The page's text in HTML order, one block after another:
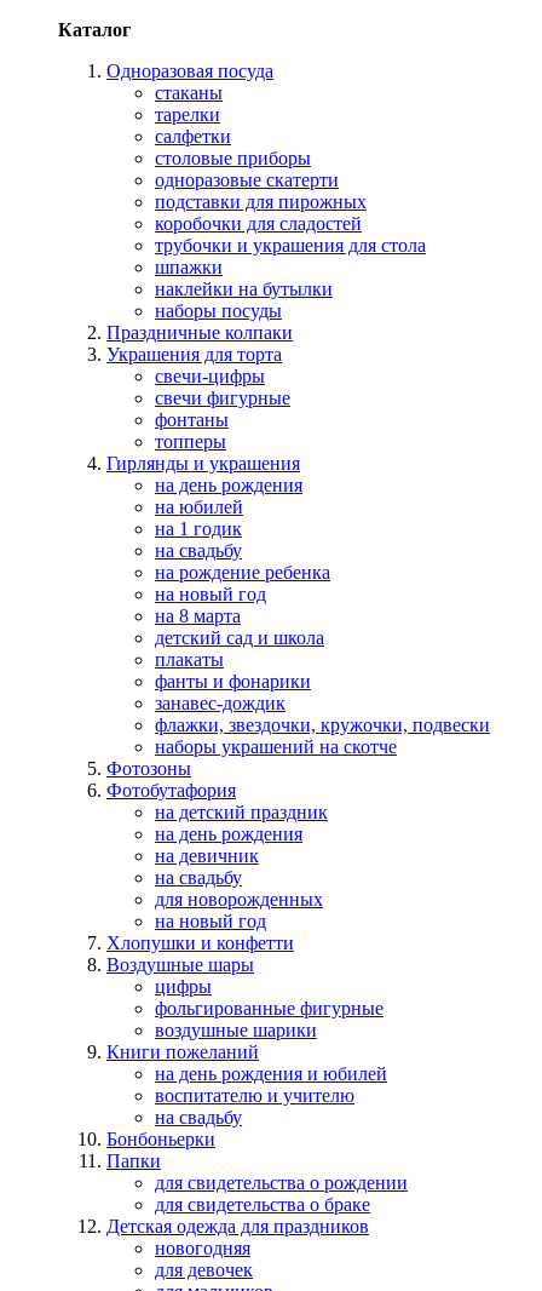
Каталог
Одноразовая посуда
стаканы
тарелки
салфетки
столовые приборы
одноразовые скатерти
подставки для пирожных
коробочки для сладостей
трубочки и украшения для стола
шпажки
наклейки на бутылки
наборы посуды
Праздничные колпаки
Украшения для торта
свечи-цифры
свечи фигурные
фонтаны
топперы
Гирлянды и украшения
на день рождения
на юбилей
на 1 годик
на свадьбу
на рождение ребенка
на новый год
на 8 марта
детский сад и школа
плакаты
фанты и фонарики
занавес-дождик
флажки, звездочки, кружочки, подвески
наборы украшений на скотче
Фотозоны
Фотобутафория
на детский праздник
на день рождения
на девичник
на свадьбу
для новорожденных
на новый год
Хлопушки и конфетти
Воздушные шары
цифры
фольгированные фигурные
воздушные шарики
Книги пожеланий
на день рождения и юбилей
воспитателю и учителю
на свадьбу
Бонбоньерки
Папки
для свидетельства о рождении
для свидетельства о браке
Детская одежда для праздников
новогодняя
для девочек